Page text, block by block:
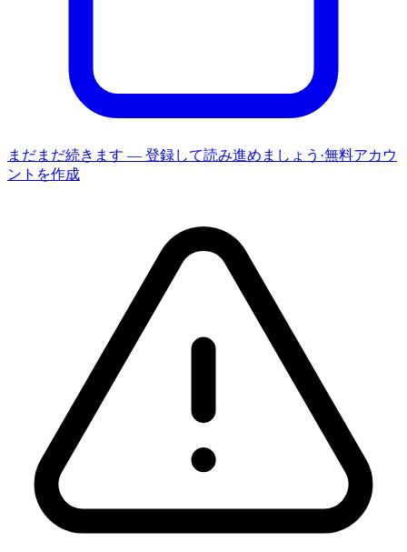
まだまだ続きます — 登録して読み進めましょう ·無料アカウ
ントを作成